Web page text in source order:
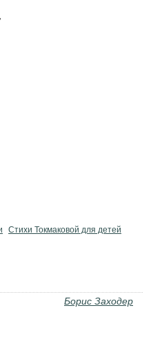
Стихи Токмаковой для детей
Борис Заходер